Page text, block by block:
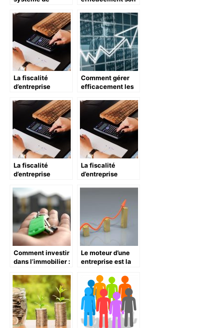
avantageux pour
consommateurs
La fiscalité
d’entreprise
Comment gérer
efficacement les
entreprise ?
La fiscalité
d’entreprise
La fiscalité
d’entreprise
Comment investir
dans l’immobilier :
conseils à garder
à l’esprit.
Le moteur d’une
entreprise est la